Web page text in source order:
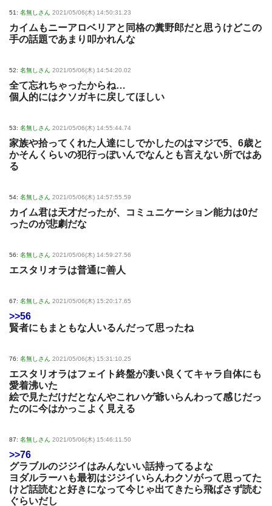
51: 名無しさん 2021/05/06(木) 14:50:31.23
カイムもニーアロベリアと同格の糞野郎だと思うけどこの
手の話題であまり叩かれんな
52: 名無しさん 2021/05/06(木) 14:54:20.02
全て忘れちゃったからね…
個人的にはクソガキに戻してほしい
53: 名無しさん 2021/05/06(木) 14:55:44.74
家族や拾ってくれた人達にしでかしたのはマジで5、6歳と
かそんくらいの犯行っぽいんでなんとも言えない所ではあ
る
54: 名無しさん 2021/05/06(木) 14:57:55.59
カイム君は天才だったが、コミュニケーション能力は0だ
ったのが悲劇だな
56: 名無しさん 2021/05/06(木) 14:59:27.56
エスタリオラは普通に善人
67: 名無しさん 2021/05/06(木) 15:20:17.65
>>56
賢者にもまともな人いるんだって思ったね
76: 名無しさん 2021/05/06(木) 15:31:10.25
エスタリオラはフェイト終盤が凄い良くてキャラ自体にも
愛着沸いた
絵で見ただけだとなんやこれハゲ爺いらんわって感じだっ
たのに今はかっこよく見える
87: 名無しさん 2021/05/06(木) 15:46:11.50
>>76
グラブルのジジイはみんないい話持ってるよな
ヨダルラーハも最初はジジイいらんわクソがって思ってた
けど話読むと好きになって今じゃ出てきたら飛ばさず読む
ぐらいだし